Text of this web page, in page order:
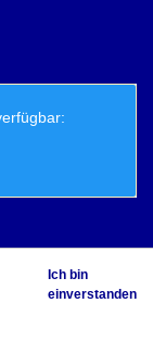
vorbehalten
Ich bin
einverstanden